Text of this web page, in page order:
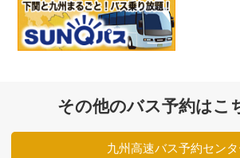
その他のバス予約はこ
九州高速バス予約センタ